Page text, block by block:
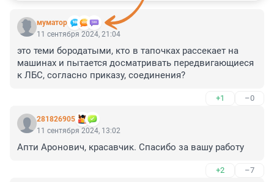
муматор
11 сентября 2024, 21:04
это теми бородатыми, кто в тапочках рассекает на
машинах и пытается досматривать передвигающиеся
к ЛБС, согласно приказу, соединения?
+1 –0
281826905
11 сентября 2024, 13:02
Апти Аронович, красавчик. Спасибо за вашу работу
+2 –7